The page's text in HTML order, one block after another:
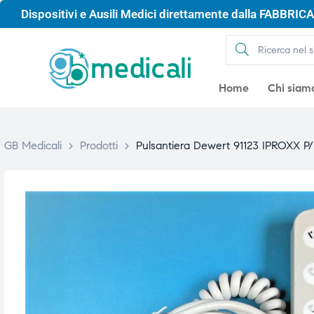
Dispositivi e Ausili Medici direttamente dalla
Home Chi
GB Medicali > Prodotti > Pulsantiera Dewert 91123 IPROXX